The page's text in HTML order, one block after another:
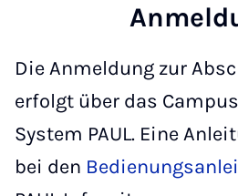
Die Anmeldung zur
erfolgt über das
System PAUL. Eine
bei den